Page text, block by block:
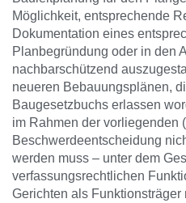
Möglichkeit, entsprechende
Dokumentation eines
Planbegründung oder in den
nachbarschützend
neueren Bebauungsplänen,
Baugesetzbuchs erlassen
im Rahmen der vorliegenden
Beschwerdeentscheidung
werden muss – unter dem
verfassungsrechtlichen
Gerichten als